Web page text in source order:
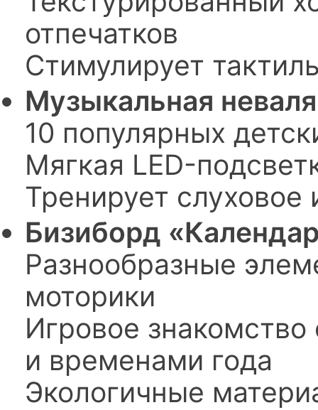
отпечатков
Стимулирует
Музыкальная
10 популярных
Мягкая LED-
Тренирует слуховое
Бизиборд
Разнообразные
моторики
Игровое
и временами года
Экологичные